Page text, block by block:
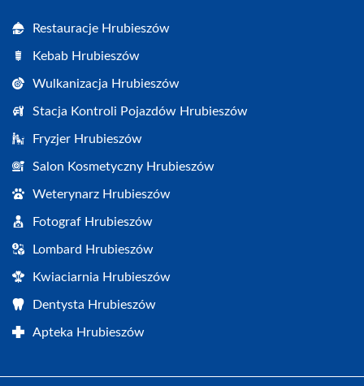
Restauracje Hrubieszów
Kebab Hrubieszów
Wulkanizacja Hrubieszów
Stacja Kontroli Pojazdów Hrubieszów
Fryzjer Hrubieszów
Salon Kosmetyczny Hrubieszów
Weterynarz Hrubieszów
Fotograf Hrubieszów
Lombard Hrubieszów
Kwiaciarnia Hrubieszów
Dentysta Hrubieszów
Apteka Hrubieszów